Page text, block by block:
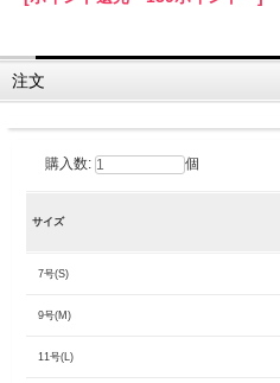
注文
購入数: 個
サイズ
7号(S)
9号(M)
11号(L)